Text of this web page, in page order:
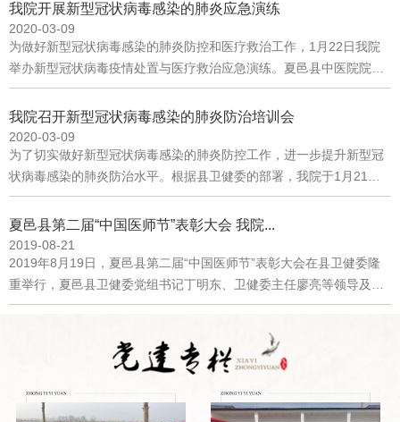
仪式上，夏邑县卫健委中医股股长房慧指出，举办“西学中”培训班是
坚持中西医并重，加强我县中医工作的一项重要举措。希望授课讲
师、学员相互交流，学有所获，确保完成学习任务，把自己培养成为
优秀的中医人才。夏邑县中医院副院长柳秀真主持会议开班仪式结束
理论》。夏邑县中医院优秀中医代表张村为大家讲解《中医基础理
论》
我院开展新型冠状病毒感染的肺炎应急演练
2020-03-09
为做好新型冠状病毒感染的肺炎防控和医疗救治工作，1月22日我院
举办新型冠状病毒疫情处置与医疗救治应急演练。夏邑县中医院院长
孙玉松主持应急演练部署工作会议院长孙玉松宣布演练开始现场模拟
发热患者到我院就诊预检分诊人员引导患者到发热门诊就诊发热门诊
医生对患者进行诊治抽血检验拍摄胸片医疗救治专家组对患者会诊将
发热患者安全转运指定医疗机构对转运车辆进行终末消毒分管院长和
参与人员评价总结本次演练，并宣布演练结束 我院通过开展新型
冠状病毒感染的肺炎应急演练，进一步提高了医务人员的应急处置和
抢救配合协调能力，确保能及时、高效、有序地应对突发公共卫生事
件，切实保障人民的身体健康！
我院召开新型冠状病毒感染的肺炎防治培训会
2020-03-09
为了切实做好新型冠状病毒感染的肺炎防控工作，进一步提升新型冠
状病毒感染的肺炎防治水平。根据县卫健委的部署，我院于1月21日
在行政楼二楼会议室召开夏邑县中医院新型冠状病毒感染的肺炎医疗
救治专家组工作会议，并在四楼会议室召开新型冠状病毒感染的肺炎
防治培训会。院领导班子及全院职工参加了此次培训会。夏邑县中医
院召开新型冠状病毒感染的肺炎医疗救治专家组工作会议 培训内
容涉及疫情防控的工作要求、新型冠状病毒感染的肺炎诊疗及感染防
控和医务人员个人防护要求。此次培训任务重，时间紧，各科室所属
诊流程，引导发热病人到发热门诊进行初诊，做好宣教；临床科室内
部，对每一位工作人员均要再次进行培训，做到人人知晓。
夏邑县第二届“中国医师节”表彰大会 我院...
2019-08-21
2019年8月19日，夏邑县第二届“中国医师节”表彰大会在县卫健委隆
重举行，夏邑县卫健委党组书记丁明东、卫健委主任廖亮等领导及夏
邑县优秀医师代表出席表彰大会。 夏邑县中医院共有四名同志获
主任陈复力、疼痛科主任何东 荣获夏邑县“十佳医师”妇产科闫娟、骨
伤科臧权威 荣获夏邑县“优秀医师” 夏邑县第二届“中国医师节”表
彰大会，进一步弘扬了“敬佑生命，救死扶伤、甘于奉献、大爱无
疆”的职业精神，旨在号召全县医师，不忘初心，守护生命，做一个悬